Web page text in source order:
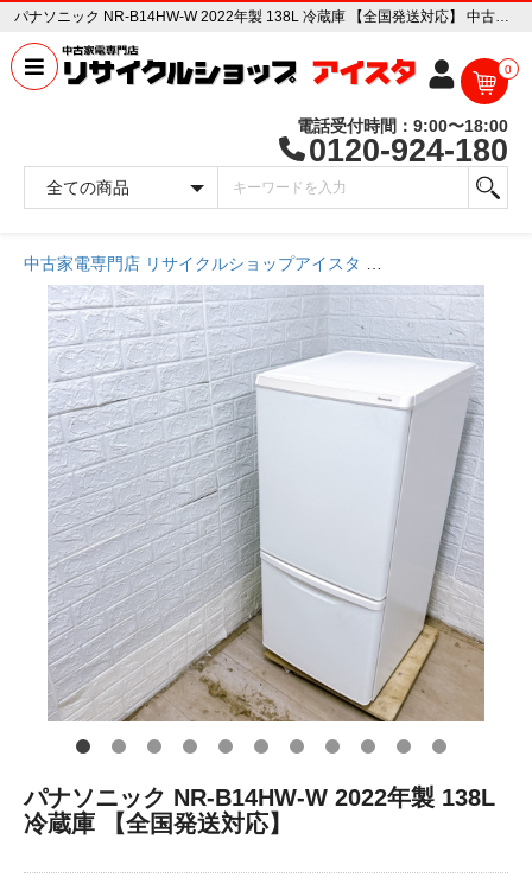
パナソニック NR-B14HW-W 2022年製 138L 冷蔵庫 【全国発送対応】 中古家電販売専門店 リサイクルショップ アイスタ
0
電話受付時間：9:00〜18:00
0120-924-180
中古家電専門店 リサイクルショップアイスタ
パナソニック NR-B14HW-W 2022年製 138L
冷蔵庫 【全国発送対応】